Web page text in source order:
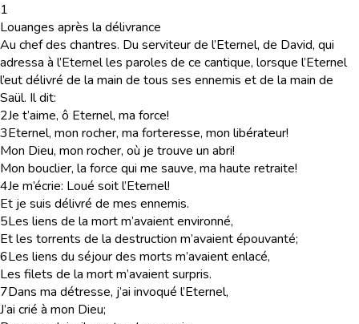
1
Louanges après la délivrance
Au chef des chantres. Du serviteur de l’Eternel, de David, qui
adressa à l’Eternel les paroles de ce cantique, lorsque l’Eternel
l’eut délivré de la main de tous ses ennemis et de la main de
Saül. Il dit:
2Je t’aime, ô Eternel, ma force!
3Eternel, mon rocher, ma forteresse, mon libérateur!
Mon Dieu, mon rocher, où je trouve un abri!
Mon bouclier, la force qui me sauve, ma haute retraite!
4Je m’écrie: Loué soit l’Eternel!
Et je suis délivré de mes ennemis.
5Les liens de la mort m’avaient environné,
Et les torrents de la destruction m’avaient épouvanté;
6Les liens du séjour des morts m’avaient enlacé,
Les filets de la mort m’avaient surpris.
7Dans ma détresse, j’ai invoqué l’Eternel,
J’ai crié à mon Dieu;